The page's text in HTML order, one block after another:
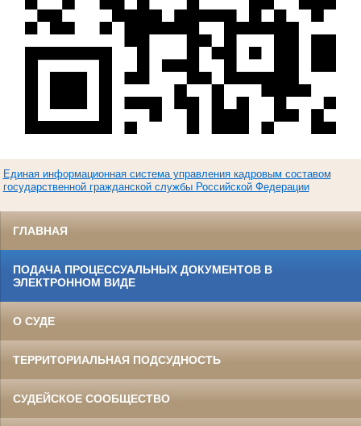
Единая информационная система управления кадровым составом
государственной гражданской службы Российской Федерации
ГЛАВНАЯ
ПОДАЧА ПРОЦЕССУАЛЬНЫХ ДОКУМЕНТОВ В
ЭЛЕКТРОННОМ ВИДЕ
О СУДЕ
ТЕРРИТОРИАЛЬНАЯ ПОДСУДНОСТЬ
СУДЕЙСКОЕ СООБЩЕСТВО